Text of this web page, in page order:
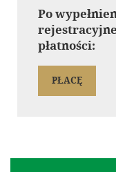
Po
płatności:
PŁACĘ